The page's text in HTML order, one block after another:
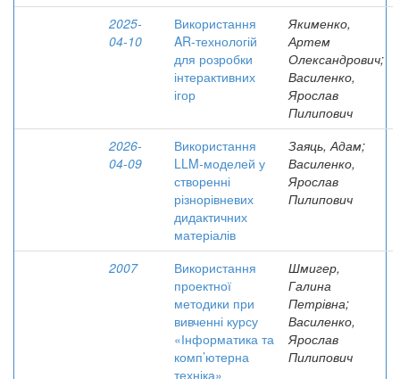
2025-
04-10
Використання
AR-технологій
для розробки
інтерактивних
ігор
Якименко,
Артем
Олександрович;
Василенко,
Ярослав
Пилипович
2026-
04-09
Використання
LLM-моделей у
створенні
різнорівневих
дидактичних
матеріалів
Заяць, Адам;
Василенко,
Ярослав
Пилипович
2007
Використання
проектної
методики при
вивченні курсу
«Інформатика та
комп’ютерна
техніка»
Шмигер,
Галина
Петрівна;
Василенко,
Ярослав
Пилипович